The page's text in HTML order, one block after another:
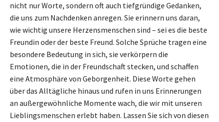
nicht nur Worte, sondern oft auch tiefgründige Gedanken,
die uns zum Nachdenken anregen. Sie erinnern uns daran,
wie wichtig unsere Herzensmenschen sind – sei es die beste
Freundin oder der beste Freund. Solche Sprüche tragen eine
besondere Bedeutung in sich, sie verkörpern die
Emotionen, die in der Freundschaft stecken, und schaffen
eine Atmosphäre von Geborgenheit. Diese Worte gehen
über das Alltägliche hinaus und rufen in uns Erinnerungen
an außergewöhnliche Momente wach, die wir mit unseren
Lieblingsmenschen erlebt haben. Lassen Sie sich von diesen